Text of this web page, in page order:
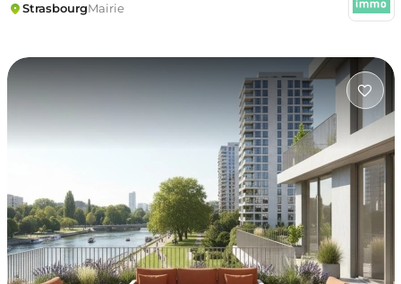
StrasbourgMairie